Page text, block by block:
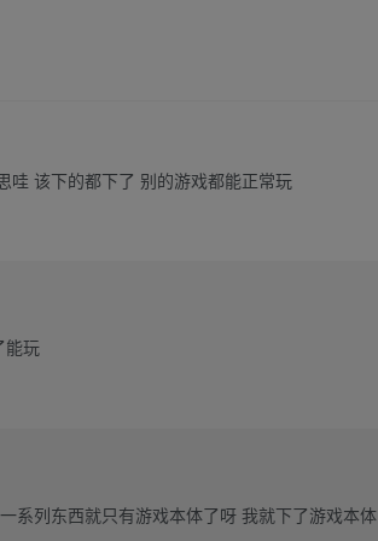
哇 该下的都下了 别的游戏都能正常玩
能玩
系列东西就只有游戏本体了呀 我就下了游戏本体